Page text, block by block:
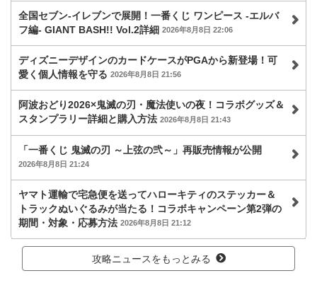
全国セブン‐イレブンで展開！一番くじ ワンピース -エルバ
フ編- GIANT BASH!! Vol.2詳細 2026年8月8日 22:06
ディズニーデザインのカードケースがPGAから新登場！可
愛く個人情報を守る 2026年8月8日 21:56
阿波おどり2026×鬼滅の刃・魔法使いの夜！コラボグッズ＆
スタンプラリー詳細と購入方法 2026年8月8日 21:43
「一番くじ 鬼滅の刃 ～上弦の弐～」再販売情報が公開
2026年8月8日 21:24
ヤマト運輸で宅急便を送ってハローキティのステッカー＆
トラックぬいぐるみが当たる！コラボキャンペーン第2弾の
期間・対象・応募方法 2026年8月8日 21:12
攻略ニュースをもっとみる